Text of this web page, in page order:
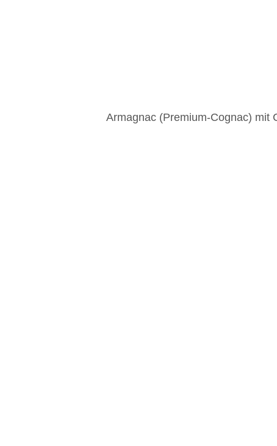
Armagnac (Premium-Cognac) mit